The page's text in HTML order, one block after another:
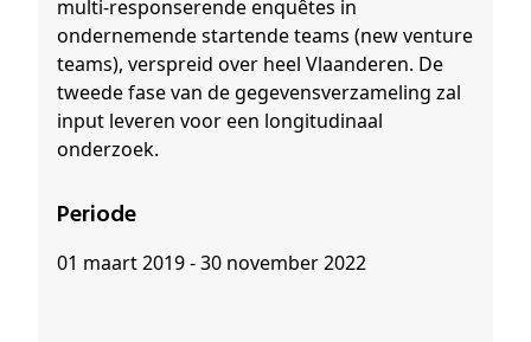
multi-responserende enquêtes in
ondernemende startende teams (new venture
teams), verspreid over heel Vlaanderen. De
tweede fase van de gegevensverzameling zal
input leveren voor een longitudinaal
onderzoek.
Periode
01 maart 2019 - 30 november 2022